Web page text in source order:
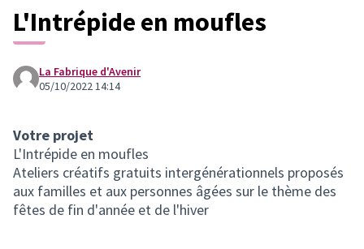
L'Intrépide en moufles
La Fabrique d'Avenir
05/10/2022 14:14
Votre projet
L'Intrépide en moufles
Ateliers créatifs gratuits intergénérationnels proposés
aux familles et aux personnes âgées sur le thème des
fêtes de fin d'année et de l'hiver